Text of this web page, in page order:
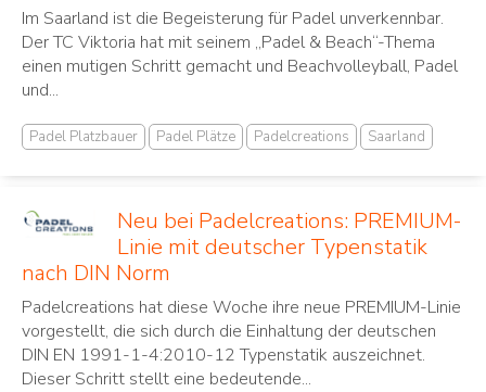
Im Saarland ist die Begeisterung für Padel unverkennbar.
Der TC Viktoria hat mit seinem „Padel & Beach“-Thema
einen mutigen Schritt gemacht und Beachvolleyball, Padel
und...
Padel Platzbauer Padel Plätze Padelcreations Saarland
Neu bei Padelcreations: PREMIUM-
Linie mit deutscher Typenstatik
nach DIN Norm
Padelcreations hat diese Woche ihre neue PREMIUM-Linie
vorgestellt, die sich durch die Einhaltung der deutschen
DIN EN 1991-1-4:2010-12 Typenstatik auszeichnet.
Dieser Schritt stellt eine bedeutende...